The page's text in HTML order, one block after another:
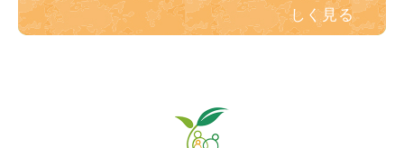
しく見る